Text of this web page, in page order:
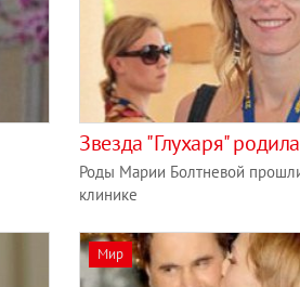
Звезда "Глухаря"
Роды Марии Болтневой
клинике
Мир